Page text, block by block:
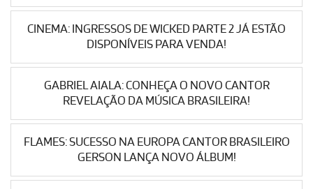
CINEMA: INGRESSOS DE WICKED PARTE 2 JÁ ESTÃO
DISPONÍVEIS PARA VENDA!
GABRIEL AIALA: CONHEÇA O NOVO CANTOR
REVELAÇÃO DA MÚSICA BRASILEIRA!
FLAMES: SUCESSO NA EUROPA CANTOR BRASILEIRO
GERSON LANÇA NOVO ÁLBUM!